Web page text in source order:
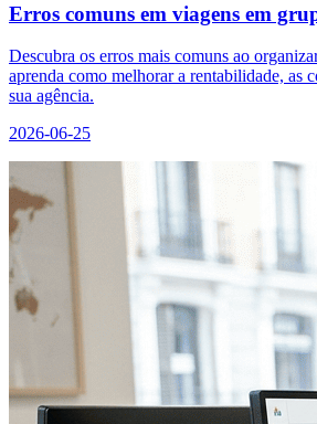
Erros comuns em viagens em
Descubra os erros mais comuns ao
aprenda como melhorar a rentabilidade, as
sua agência.
2026-06-25